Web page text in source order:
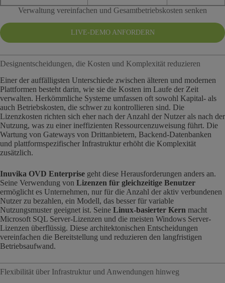
Verwaltung vereinfachen und Gesamtbetriebskosten senken
LIVE-DEMO ANFORDERN
Designentscheidungen, die Kosten und Komplexität reduzieren
Einer der auffälligsten Unterschiede zwischen älteren und modernen
Plattformen besteht darin, wie sie die Kosten im Laufe der Zeit
verwalten. Herkömmliche Systeme umfassen oft sowohl Kapital- als
auch Betriebskosten, die schwer zu kontrollieren sind. Die
Lizenzkosten richten sich eher nach der Anzahl der Nutzer als nach der
Nutzung, was zu einer ineffizienten Ressourcenzuweisung führt. Die
Wartung von Gateways von Drittanbietern, Backend-Datenbanken
und plattformspezifischer Infrastruktur erhöht die Komplexität
zusätzlich.
Inuvika OVD Enterprise geht diese Herausforderungen anders an.
Seine Verwendung von Lizenzen für gleichzeitige Benutzer
ermöglicht es Unternehmen, nur für die Anzahl der aktiv verbundenen
Nutzer zu bezahlen, ein Modell, das besser für variable
Nutzungsmuster geeignet ist. Seine Linux-basierter Kern macht
Microsoft SQL Server-Lizenzen und die meisten Windows Server-
Lizenzen überflüssig. Diese architektonischen Entscheidungen
vereinfachen die Bereitstellung und reduzieren den langfristigen
Betriebsaufwand.
Flexibilität über Infrastruktur und Anwendungen hinweg